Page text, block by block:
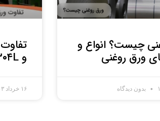
چیست؟ انواع و
ورق روغنی
بدون دیدگاه
و ۳۰۴L
۱۶ خرداد ۱۴۰۳